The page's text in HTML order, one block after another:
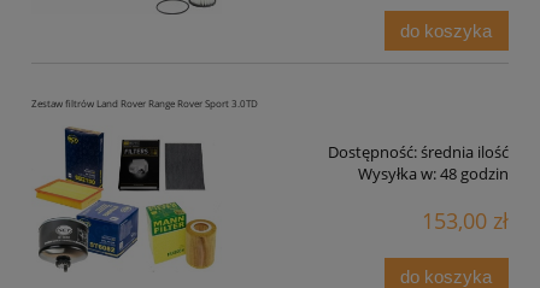
do koszyka
Zestaw filtrów Land Rover Range Rover Sport 3.0TD
Dostępność:średnia ilość
Wysyłka w:48 godzin
153,00 zł
do koszyka